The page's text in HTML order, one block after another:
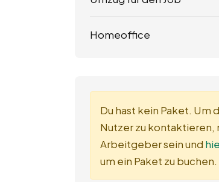
Homeoffice
Du hast kein Paket. Um
Nutzer zu kontaktieren,
Arbeitgeber sein und
um ein Paket zu buchen.